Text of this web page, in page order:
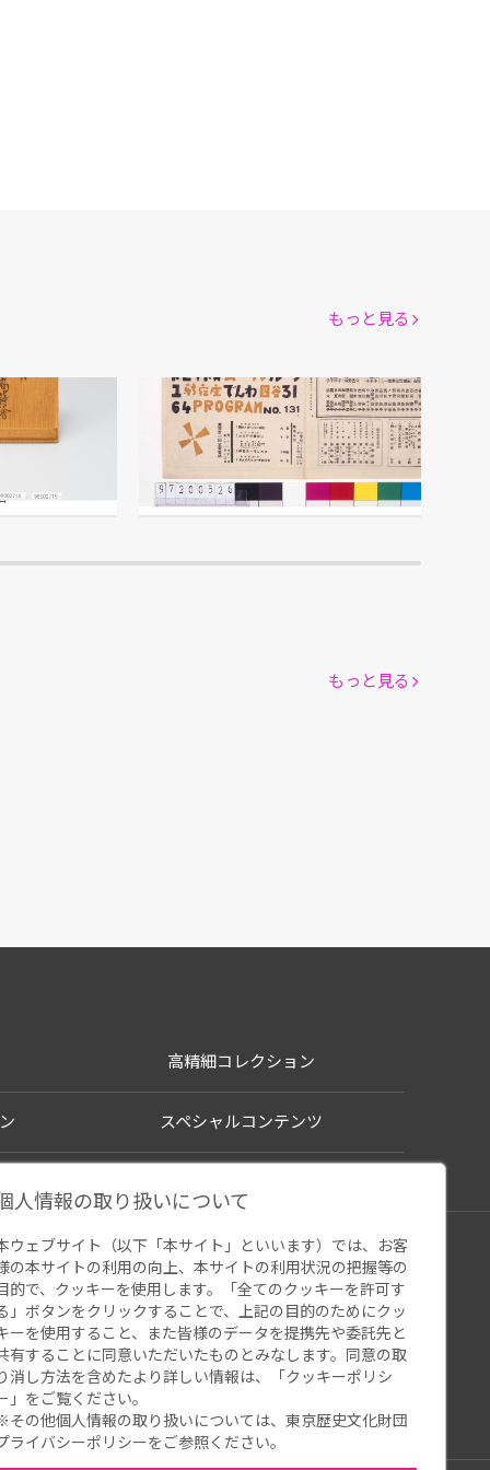
越野賢二/編
江戸東京博物館
もっと見る
もっと見る
高精細コレクション
スペシャルコンテンツ
ー ウェブアクセシビリティ 関連サイト
人情報の取り扱いについて
ウェブサイト（以下「本サイト」といいます）では、お客
の本サイトの利用の向上、本サイトの利用状況の把握等の
的で、クッキーを使用します。「全てのクッキーを許可す
」ボタンをクリックすることで、上記の目的のためにクッ
ーを使用すること、また皆様のデータを提携先や委託先と
有することに同意いただいたものとみなします。同意の取
消し方法を含めたより詳しい情報は、「 クッキーポリシ
」をご覧ください。
その他個人情報の取り扱いについては、 東京歴史文化財団
ライバシーポリシーをご参照ください。